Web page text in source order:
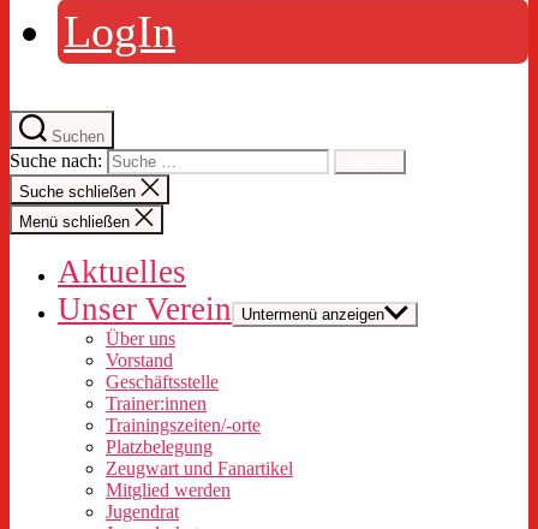
LogIn
Suchen
Suche nach:
Suche schließen
Menü schließen
Aktuelles
Unser Verein
Untermenü anzeigen
Über uns
Vorstand
Geschäftsstelle
Trainer:innen
Trainingszeiten/-orte
Platzbelegung
Zeugwart und Fanartikel
Mitglied werden
Jugendrat